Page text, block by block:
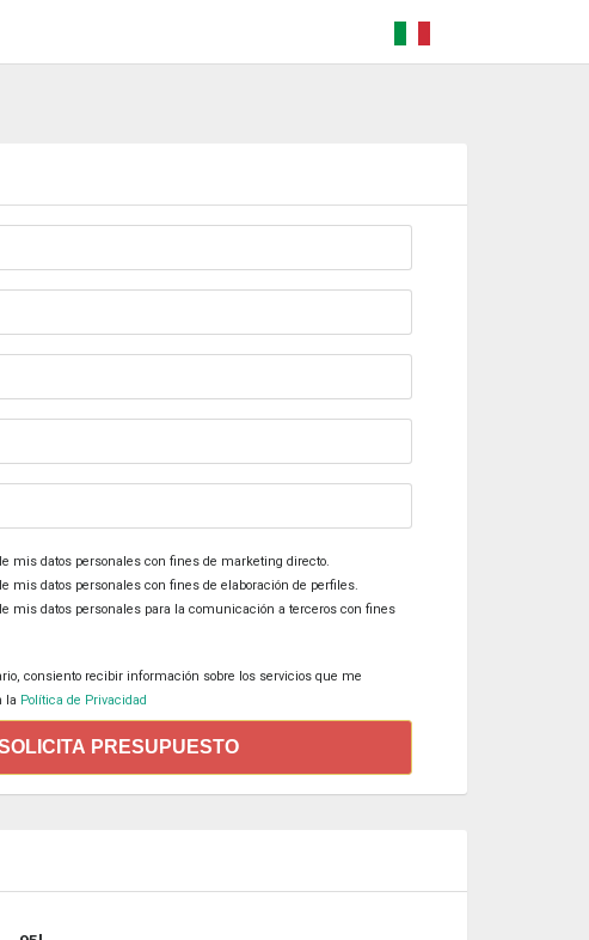
mis datos personales con fines de marketing directo.
mis datos personales con fines de elaboración de perfiles.
mis datos personales para la comunicación a terceros con fines
consiento recibir información sobre los servicios que me
la Política de Privacidad
PRESUPUESTO